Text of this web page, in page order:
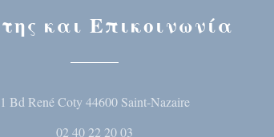
και Επικοινωνία
1 Bd René Coty 44600 Saint-Nazaire((ανοίγει σε
02 40 22 20 03